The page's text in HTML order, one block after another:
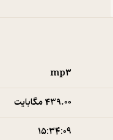
mp۳
439.۰۰ مگابایت
۱۵:۳۴:۰۹